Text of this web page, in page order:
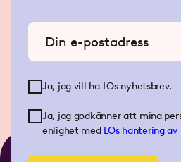
Ange din e-postadress
Ja, jag vill ha LOs nyhetsbrev.
Ja, jag godkänner att mina
enlighet med LOs hantering av